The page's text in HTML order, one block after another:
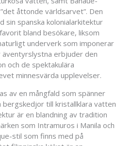
åttonde världsarvet”. Den
sin spanska kolonialarkitektur
bland besökare, liksom
underverk som imponerar
äventyrslystna erbjuder den
och de spektakulära
minnesvärda upplevelser.
av en mångfald som spänner
till kristallklara vatten
är en blandning av tradition
som Intramuros i Manila och
stil som finns med på